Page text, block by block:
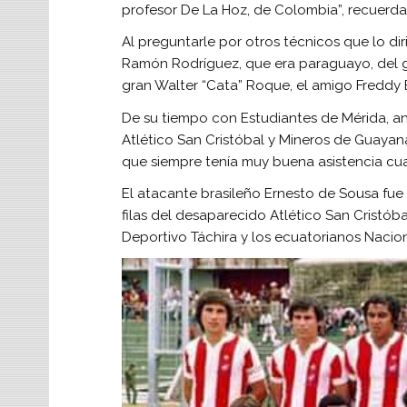
profesor De La Hoz, de Colombia”,
Al preguntarle por otros técnicos que lo
Ramón Rodríguez, que era paraguayo, del
gran Walter “Cata” Roque, el amigo
De su tiempo con Estudiantes de Mérida,
Atlético San Cristóbal y Mineros de
que siempre tenía muy buena asistencia
El atacante brasileño Ernesto de Sousa
filas del desaparecido Atlético San
Deportivo Táchira y los ecuatorianos